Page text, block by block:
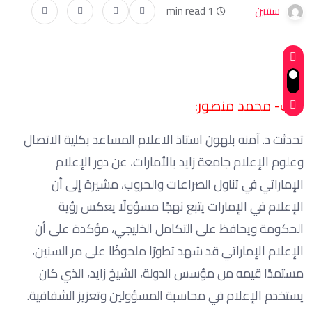
سنتين 1 min read
كتب- محمد منصور:
تحدثت د. آمنه بلهون استاذ الاعلام المساعد بكلية الاتصال
وعلوم الإعلام جامعة زايد بالأمارات، عن دور الإعلام
الإماراتي في تناول الصراعات والحروب، مشيرة إلى أن
الإعلام في الإمارات يتبع نهجًا مسؤولًا يعكس رؤية
الحكومة ويحافظ على التكامل الخليجي، مؤكدة على أن
الإعلام الإماراتي قد شهد تطورًا ملحوظًا على مر السنين،
مستمدًا قيمه من مؤسس الدولة، الشيخ زايد، الذي كان
يستخدم الإعلام في محاسبة المسؤولين وتعزيز الشفافية.